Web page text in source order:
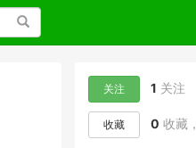
搜索
关注 1 关注
收藏 0 收藏，